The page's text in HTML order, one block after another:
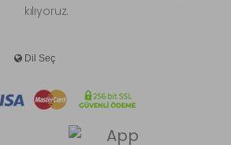
kılıyoruz.